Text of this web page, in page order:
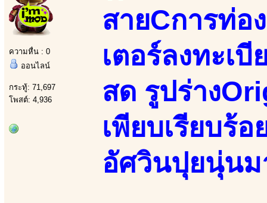
ความหื่น : 0
ออนไลน์
กระทู้: 71,697
โพสต์: 4,936
สายCการท่อ
เตอร์ลงทะเ
สด รูปร่าง
เพียบเรียบร้
อัศวินปุยนุ่นม